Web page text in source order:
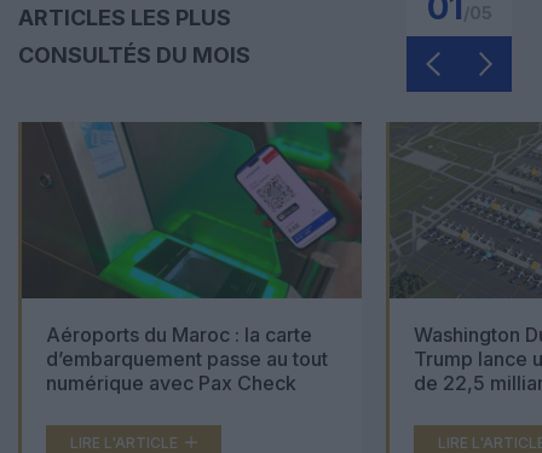
ARTICLES LES PLUS
CONSULTÉS DU MOIS
Aéroports du Maroc : la carte
d’embarquement passe au tout
numérique avec Pax Check
LIRE L'ARTICLE
Washington
Trump lance
de 22,5
LIRE